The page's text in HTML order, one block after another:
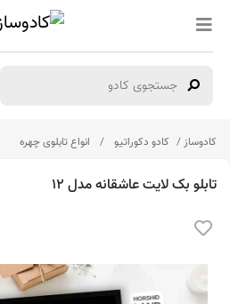
کادوساز کادو دکوراتیو انواع تابلوی چهره
تابلو بک لایت عاشقانه مدل 12